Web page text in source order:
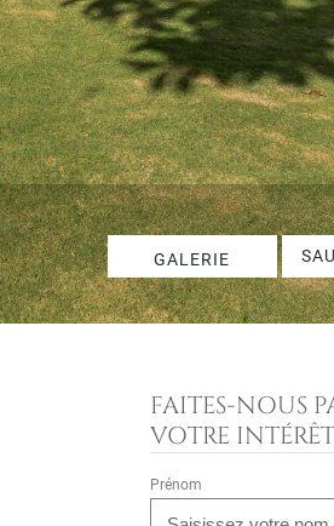
GALERIE
FAITES-NOUS
VOTRE INTÉRÊT
Prénom